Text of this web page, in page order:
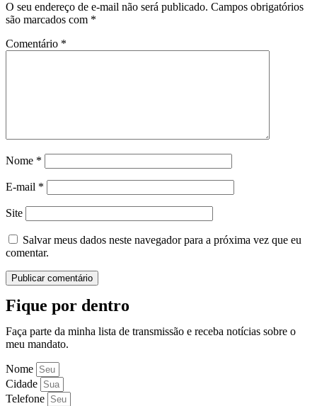
O seu endereço de e-mail não será publicado. Campos obrigatórios
são marcados com *
Comentário *
Nome *
E-mail *
Site
Salvar meus dados neste navegador para a próxima vez que eu
comentar.
Fique por dentro
Faça parte da minha lista de transmissão e receba notícias sobre o
meu mandato.
Nome
Cidade
Telefone